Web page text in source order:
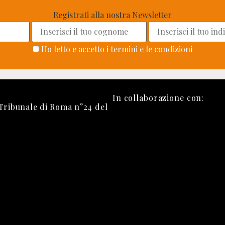
Registrati alla nostra Newsletter
Ho letto e accetto i termini e le condizioni
di Roma n°24 del
In collaborazione con: